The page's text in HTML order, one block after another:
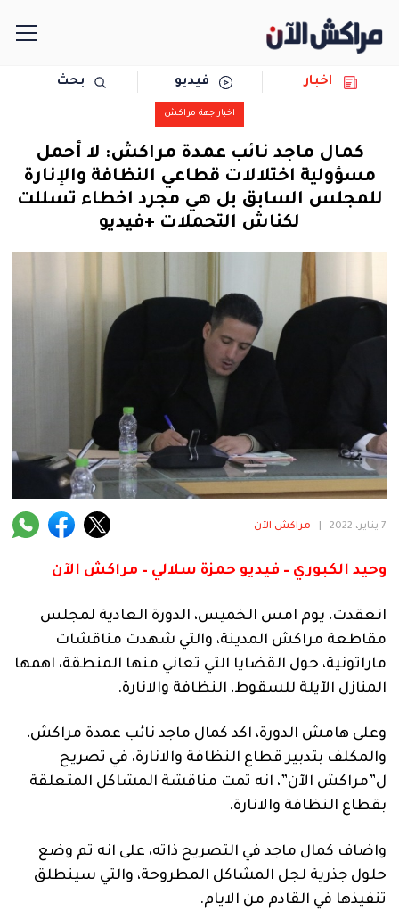
سياسة
منوعة
آراء
اخبار فيديو بحث
اخبار جهة مراكش
كمال ماجد نائب عمدة مراكش: لا أحمل
مسؤولية اختلالات قطاعي النظافة والإنارة
للمجلس السابق بل هي مجرد اخطاء تسللت
لكناش التحملات +فيديو
7 يناير، 2022 مراكش الآن
وحيد الكبوري – فيديو حمزة سلالي – مراكش الآن
انعقدت، يوم امس الخميس، الدورة العادية لمجلس
مقاطعة مراكش المدينة، والتي شهدت مناقشات
ماراتونية، حول القضايا التي تعاني منها المنطقة، اهمها
المنازل الآيلة للسقوط، النظافة والانارة.
وعلى هامش الدورة، اكد كمال ماجد نائب عمدة مراكش،
والمكلف بتدبير قطاع النظافة والانارة، في تصريح
ل”مراكش الآن”، انه تمت مناقشة المشاكل المتعلقة
بقطاع النظافة والانارة.
واضاف كمال ماجد في التصريح ذاته، على انه تم وضع
حلول جذرية لجل المشاكل المطروحة، والتي سينطلق
تنفيذها في القادم من الايام.